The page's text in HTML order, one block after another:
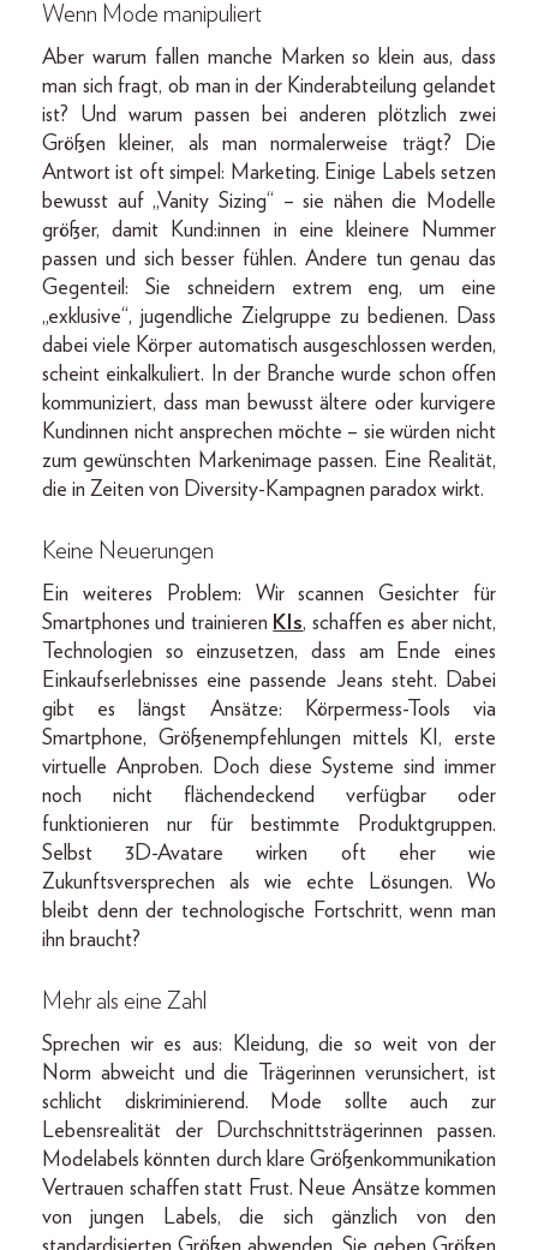
Wenn Mode manipuliert
Aber warum fallen manche Marken so klein aus, dass
man sich fragt, ob man in der Kinderabteilung gelandet
ist? Und warum passen bei anderen plötzlich zwei
Größen kleiner, als man normalerweise trägt? Die
Antwort ist oft simpel: Marketing. Einige Labels setzen
bewusst auf „Vanity Sizing“ – sie nähen die Modelle
größer, damit Kund:innen in eine kleinere Nummer
passen und sich besser fühlen. Andere tun genau das
Gegenteil: Sie schneidern extrem eng, um eine
„exklusive“, jugendliche Zielgruppe zu bedienen. Dass
dabei viele Körper automatisch ausgeschlossen werden,
scheint einkalkuliert. In der Branche wurde schon offen
kommuniziert, dass man bewusst ältere oder kurvigere
Kundinnen nicht ansprechen möchte – sie würden nicht
zum gewünschten Markenimage passen. Eine Realität,
die in Zeiten von Diversity-Kampagnen paradox wirkt.
Keine Neuerungen
Ein weiteres Problem: Wir scannen Gesichter für
Smartphones und trainieren KIs, schaffen es aber nicht,
Technologien so einzusetzen, dass am Ende eines
Einkaufserlebnisses eine passende Jeans steht. Dabei
gibt es längst Ansätze: Körpermess-Tools via
Smartphone, Größenempfehlungen mittels KI, erste
virtuelle Anproben. Doch diese Systeme sind immer
noch nicht flächendeckend verfügbar oder
funktionieren nur für bestimmte Produktgruppen.
Selbst 3D-Avatare wirken oft eher wie
Zukunftsversprechen als wie echte Lösungen. Wo
bleibt denn der technologische Fortschritt, wenn man
ihn braucht?
Mehr als eine Zahl
Sprechen wir es aus: Kleidung, die so weit von der
Norm abweicht und die Trägerinnen verunsichert, ist
schlicht diskriminierend. Mode sollte auch zur
Lebensrealität der Durchschnittsträgerinnen passen.
Modelabels könnten durch klare Größenkommunikation
Vertrauen schaffen statt Frust. Neue Ansätze kommen
von jungen Labels, die sich gänzlich von den